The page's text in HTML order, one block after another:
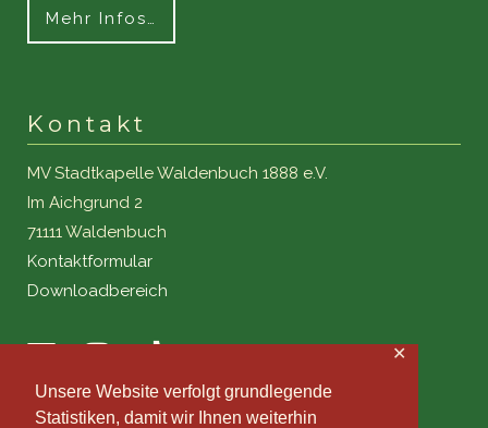
Unsere Website verfolgt grundlegende
Statistiken, damit wir Ihnen weiterhin
✕
Mehr Infos…
Kontakt
MV Stadtkapelle Waldenbuch 1888 e.V.
Im Aichgrund 2
71111 Waldenbuch
Kontaktformular
Downloadbereich